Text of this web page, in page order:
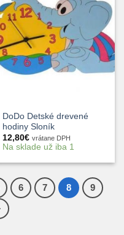
DoDo Detské drevené
hodiny Sloník
12,80€ vrátane DPH
Na sklade už iba 1
6 7 8
9